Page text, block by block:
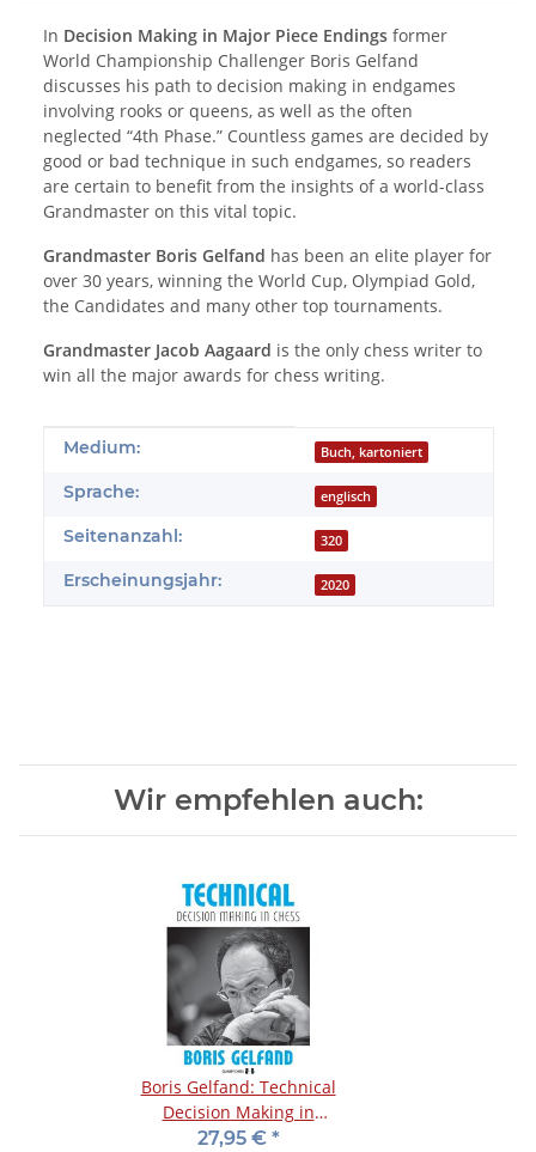
In Decision Making in Major Piece Endings former
World Championship Challenger Boris Gelfand
discusses his path to decision making in endgames
involving rooks or queens, as well as the often
neglected “4th Phase.” Countless games are decided by
good or bad technique in such endgames, so readers
are certain to benefit from the insights of a world-class
Grandmaster on this vital topic.
Grandmaster Boris Gelfand has been an elite player for
over 30 years, winning the World Cup, Olympiad Gold,
the Candidates and many other top tournaments.
Grandmaster Jacob Aagaard is the only chess writer to
win all the major awards for chess writing.
Produkteigenschaft
Wert
Medium: Buch, kartoniert
Sprache: englisch
Seitenanzahl: 320
Erscheinungsjahr: 2020
Wir empfehlen auch:
Boris Gelfand: Technical
Decision Making in
Chess
27,95 € *